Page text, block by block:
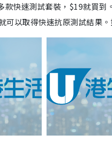
款快速測試套裝，$19就買
可以取得快速抗原測試結果